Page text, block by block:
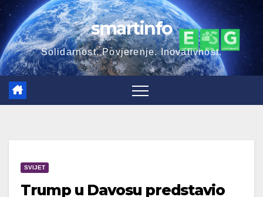
Skip
to
content
smartinfo
Solidarnost. Povjerenje. Inovativnost.
SVIJET
Trump u Davosu predstavio